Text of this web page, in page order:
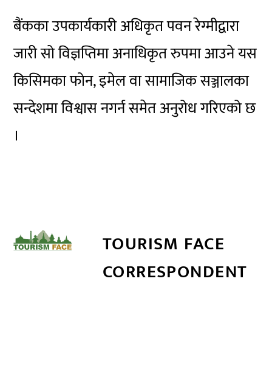
बैंकका उपकार्यकारी अधिकृत पवन रेग्मीद्वारा
जारी सो विज्ञप्तिमा अनाधिकृत रुपमा आउने यस
किसिमका फोन, इमेल वा सामाजिक सञ्जालका
सन्देशमा विश्वास नगर्न समेत अनुरोध गरिएको छ
।
TOURISM FACE
CORRESPONDENT